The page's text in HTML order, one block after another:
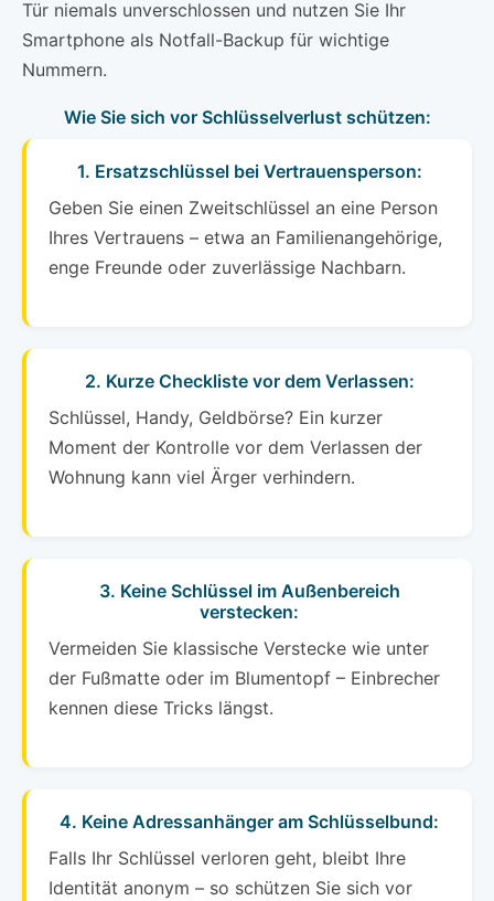
Tür niemals unverschlossen und nutzen Sie Ihr
Smartphone als Notfall-Backup für wichtige
Nummern.
Wie Sie sich vor Schlüsselverlust schützen:
1. Ersatzschlüssel bei Vertrauensperson:
Geben Sie einen Zweitschlüssel an eine Person
Ihres Vertrauens – etwa an Familienangehörige,
enge Freunde oder zuverlässige Nachbarn.
2. Kurze Checkliste vor dem Verlassen:
Schlüssel, Handy, Geldbörse? Ein kurzer
Moment der Kontrolle vor dem Verlassen der
Wohnung kann viel Ärger verhindern.
3. Keine Schlüssel im Außenbereich
verstecken:
Vermeiden Sie klassische Verstecke wie unter
der Fußmatte oder im Blumentopf – Einbrecher
kennen diese Tricks längst.
4. Keine Adressanhänger am Schlüsselbund:
Falls Ihr Schlüssel verloren geht, bleibt Ihre
Identität anonym – so schützen Sie sich vor